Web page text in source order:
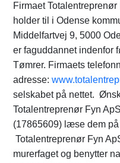
Firmaet
holder til i Odense
Middelfartvej 9, 5000
er faguddannet indenfor
Tømrer. Firmaets
adresse:
selskabet på nettet.
Totalentreprenør Fyn
(17865609) læse dem
Totalentreprenør Fyn
murerfaget og benytter